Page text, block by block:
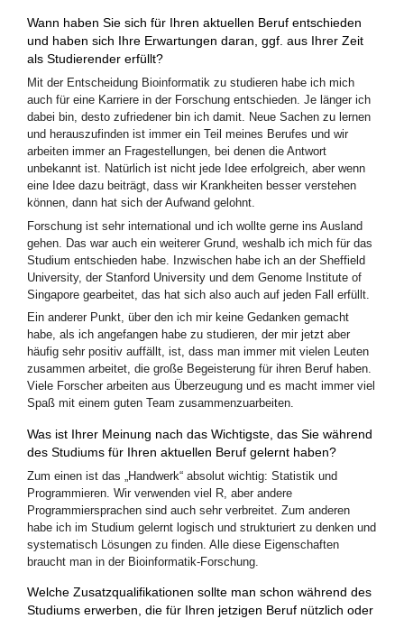
Wann haben Sie sich für Ihren aktuellen Beruf entschieden
und haben sich Ihre Erwartungen daran, ggf. aus Ihrer Zeit
als Studierender erfüllt?
Mit der Entscheidung Bioinformatik zu studieren habe ich mich
auch für eine Karriere in der Forschung entschieden. Je länger ich
dabei bin, desto zufriedener bin ich damit. Neue Sachen zu lernen
und herauszufinden ist immer ein Teil meines Berufes und wir
arbeiten immer an Fragestellungen, bei denen die Antwort
unbekannt ist. Natürlich ist nicht jede Idee erfolgreich, aber wenn
eine Idee dazu beiträgt, dass wir Krankheiten besser verstehen
können, dann hat sich der Aufwand gelohnt.
Forschung ist sehr international und ich wollte gerne ins Ausland
gehen. Das war auch ein weiterer Grund, weshalb ich mich für das
Studium entschieden habe. Inzwischen habe ich an der Sheffield
University, der Stanford University und dem Genome Institute of
Singapore gearbeitet, das hat sich also auch auf jeden Fall erfüllt.
Ein anderer Punkt, über den ich mir keine Gedanken gemacht
habe, als ich angefangen habe zu studieren, der mir jetzt aber
häufig sehr positiv auffällt, ist, dass man immer mit vielen Leuten
zusammen arbeitet, die große Begeisterung für ihren Beruf haben.
Viele Forscher arbeiten aus Überzeugung und es macht immer viel
Spaß mit einem guten Team zusammenzuarbeiten.
Was ist Ihrer Meinung nach das Wichtigste, das Sie während
des Studiums für Ihren aktuellen Beruf gelernt haben?
Zum einen ist das „Handwerk“ absolut wichtig: Statistik und
Programmieren. Wir verwenden viel R, aber andere
Programmiersprachen sind auch sehr verbreitet. Zum anderen
habe ich im Studium gelernt logisch und strukturiert zu denken und
systematisch Lösungen zu finden. Alle diese Eigenschaften
braucht man in der Bioinformatik-Forschung.
Welche Zusatzqualifikationen sollte man schon während des
Studiums erwerben, die für Ihren jetzigen Beruf nützlich oder